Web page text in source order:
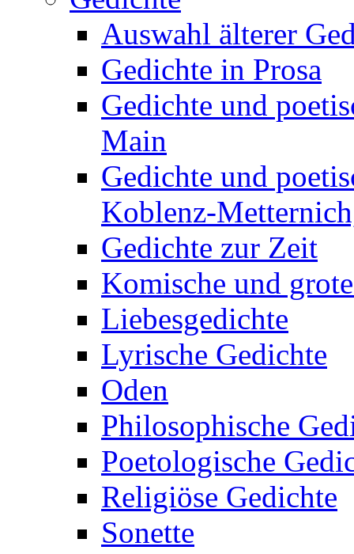
Auswahl älterer
Gedichte in Prosa
Gedichte und
Main
Gedichte und
Koblenz-
Gedichte zur Zeit
Komische und
Liebesgedichte
Lyrische Gedichte
Oden
Philosophische
Poetologische
Religiöse Gedichte
Sonette